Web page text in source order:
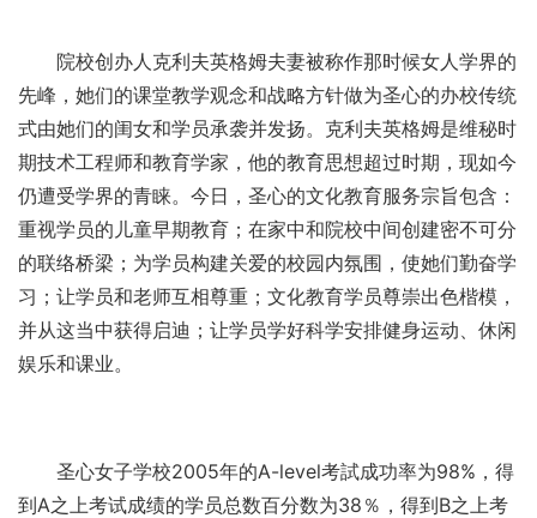
院校创办人克利夫英格姆夫妻被称作那时候女人学界的
先峰，她们的课堂教学观念和战略方针做为圣心的办校传统
式由她们的闺女和学员承袭并发扬。克利夫英格姆是维秘时
期技术工程师和教育学家，他的教育思想超过时期，现如今
仍遭受学界的青睐。今日，圣心的文化教育服务宗旨包含：
重视学员的儿童早期教育；在家中和院校中间创建密不可分
的联络桥梁；为学员构建关爱的校园内氛围，使她们勤奋学
习；让学员和老师互相尊重；文化教育学员尊崇出色楷模，
并从这当中获得启迪；让学员学好科学安排健身运动、休闲
娱乐和课业。
圣心女子学校2005年的A-level考試成功率为98%，得
到A之上考试成绩的学员总数百分数为38％，得到B之上考